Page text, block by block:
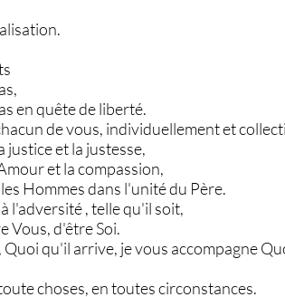
en quête de liberté.
de vous, individuellement et
justice et la justesse,
et la compassion,
Hommes dans l'unité du Père.
l'adversité , telle qu'il soit,
Vous, d'être Soi.
Quoi qu'il arrive, je vous accompagne
choses, en toutes circonstances.